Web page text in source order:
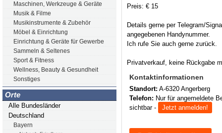
Maschinen, Werkzeuge & Geräte
Musik & Filme
Musikinstrumente & Zubehör
Möbel & Einrichtung
Einrichtung & Geräte für Gewerbe
Sammeln & Seltenes
Sport & Fitness
Wellness, Beauty & Gesundheit
Sonstiges
Orte
Alle Bundesländer
Deutschland
Bayern
Preis: € 15
Details gerne per Telegram/
angegebenen Handynummer.
Ich rufe Sie auch gerne zurück.
Privatverkauf, keine Rückgabe
Kontaktinformationen
Standort: A-6320 Angerberg
Telefon: Nur für angemeldete
sichtbar -
Jetzt anmelden!